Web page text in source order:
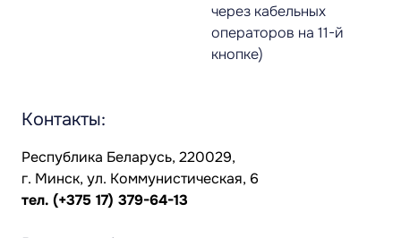
через кабельных
операторов на 11-й
кнопке)
Контакты:
Республика Беларусь, 220029,
г. Минск, ул. Коммунистическая, 6
тел. (+375 17) 379-64-13